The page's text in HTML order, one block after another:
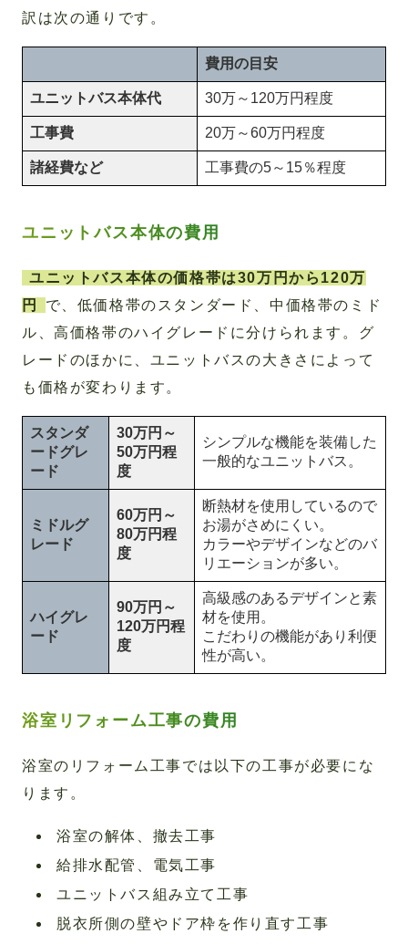
訳は次の通りです。
費用の目安
ユニットバス本体代 30万～120万円程度
工事費 20万～60万円程度
諸経費など 工事費の5～15％程度
ユニットバス本体の費用
ユニットバス本体の価格帯は30万円から120万
円
で、低価格帯のスタンダード、中価格帯のミド
ル、高価格帯のハイグレードに分けられます。グ
レードのほかに、ユニットバスの大きさによって
も価格が変わります。
スタンダ
ードグレ
ード
30万円～
50万円程
度
シンプルな機能を装備した
一般的なユニットバス。
ミドルグ
レード
60万円～
80万円程
度
断熱材を使用しているので
お湯がさめにくい。
カラーやデザインなどのバ
リエーションが多い。
ハイグレ
ード
90万円～
120万円程
度
高級感のあるデザインと素
材を使用。
こだわりの機能があり利便
性が高い。
浴室リフォーム工事の費用
浴室のリフォーム工事では以下の工事が必要にな
ります。
浴室の解体、撤去工事
給排水配管、電気工事
ユニットバス組み立て工事
脱衣所側の壁やドア枠を作り直す工事